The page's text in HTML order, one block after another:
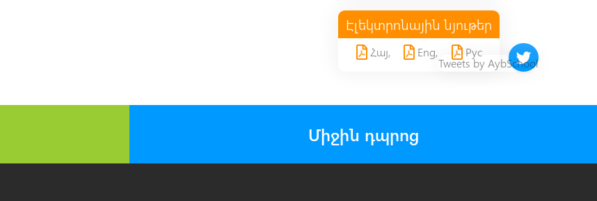
Էլեկտրոնային նյութեր
Հայ, Eng, Рус Twitter timeline
Tweets by AybSchool
Միջին դպրոց